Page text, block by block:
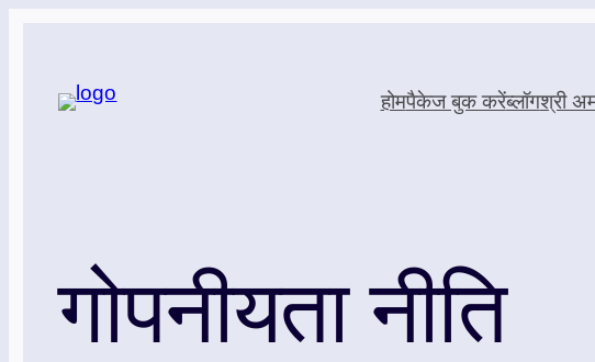
content
होमपैकेज बुक करेंब्लॉगश्री
गोपनीयता नीति